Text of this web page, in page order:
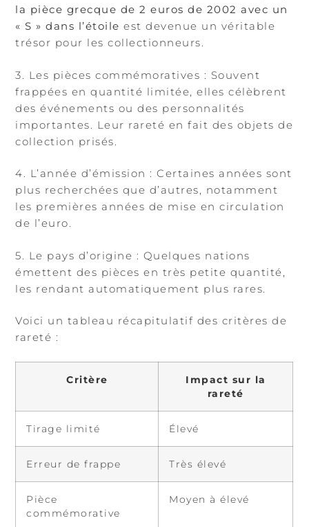
la pièce grecque de 2 euros de 2002 avec un
« S » dans l’étoile est devenue un véritable
trésor pour les collectionneurs.
3. Les pièces commémoratives : Souvent
frappées en quantité limitée, elles célèbrent
des événements ou des personnalités
importantes. Leur rareté en fait des objets de
collection prisés.
4. L’année d’émission : Certaines années sont
plus recherchées que d’autres, notamment
les premières années de mise en circulation
de l’euro.
5. Le pays d’origine : Quelques nations
émettent des pièces en très petite quantité,
les rendant automatiquement plus rares.
Voici un tableau récapitulatif des critères de
rareté :
Critère
Impact sur la
rareté
Tirage limité Élevé
Erreur de frappe Très élevé
Pièce
commémorative
Moyen à élevé